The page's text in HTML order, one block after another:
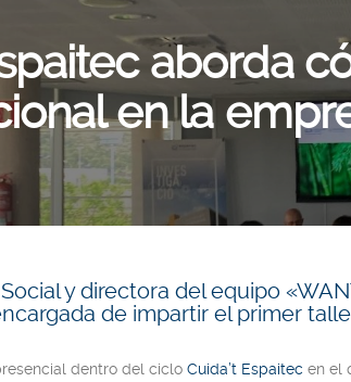
aborda
en la
y directora del equipo
de impartir el primer
dentro del ciclo Cuida’t Espaitec en el